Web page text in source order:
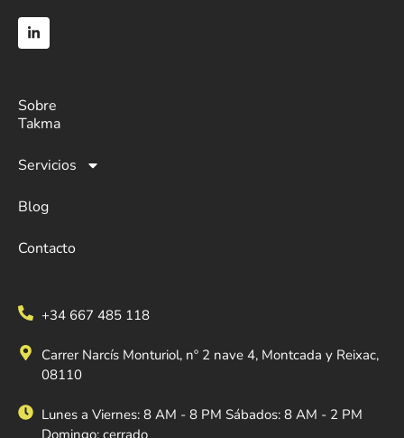
Sobre
Takma
Servicios
Blog
Contacto
+34 667 485 118
Carrer Narcís Monturiol, nº 2 nave 4, Montcada y Reixac,
08110
Lunes a Viernes: 8 AM - 8 PM Sábados: 8 AM - 2 PM